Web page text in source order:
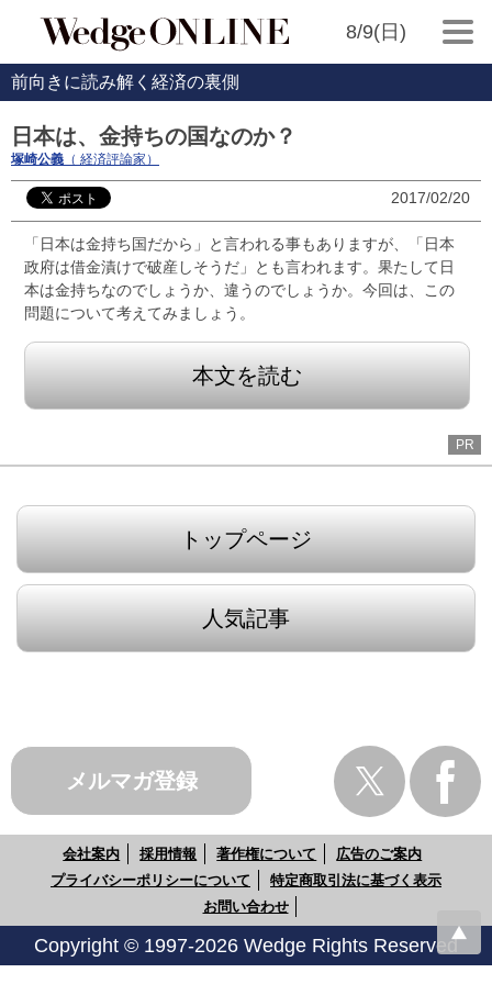
8/9(日)
前向きに読み解く経済の裏側
日本は、金持ちの国なのか？
塚崎公義 （ 経済評論家）
2017/02/20
「日本は金持ち国だから」と言われる事もありますが、「日本
政府は借金漬けで破産しそうだ」とも言われます。果たして日
本は金持ちなのでしょうか、違うのでしょうか。今回は、この
問題について考えてみましょう。
本文を読む
PR
トップページ
人気記事
メルマガ登録
会社案内 採用情報 著作権について
広告のご案内
プライバシーポリシーについて
特定商取引法に基づく表示
お問い合わせ
Copyright © 1997-2026 Wedge Rights Reserved